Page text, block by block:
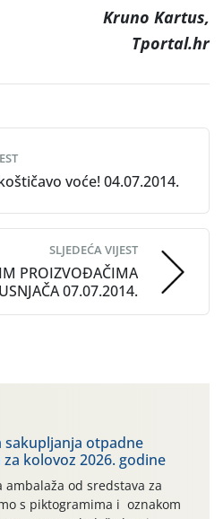
Kruno Kartus,
Tportal.hr
voće! 04.07.2014.
SLJEDEĆA VIJEST
PROIZVOĐAČIMA
07.07.2014.
sakupljanja otpadne
kolovoz 2026. godine
od sredstava za
s piktogramima i oznakom